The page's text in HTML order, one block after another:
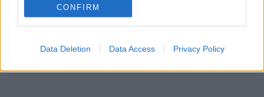
CONFIRM
Data Deletion Data Access Privacy Policy